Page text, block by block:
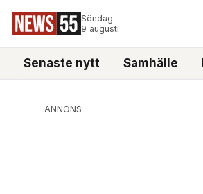
Söndag
9 augusti
Senaste nytt Samhälle
ANNONS